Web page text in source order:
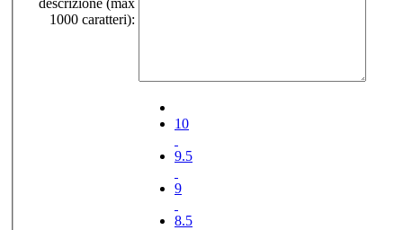
descrizione (max
1000 caratteri):
10
9.5
9
8.5